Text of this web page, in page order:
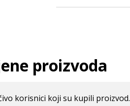
proizvoda
korisnici koji su kupili proizvod.